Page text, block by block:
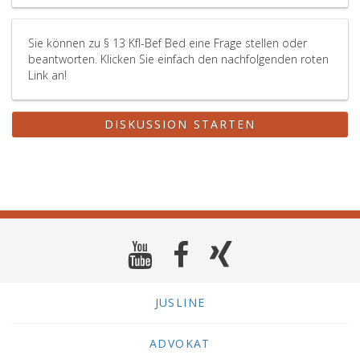
Sie können zu § 13 Kfl-Bef Bed eine Frage stellen oder
beantworten. Klicken Sie einfach den nachfolgenden roten
Link an!
DISKUSSION STARTEN
JUSLINE
ADVOKAT